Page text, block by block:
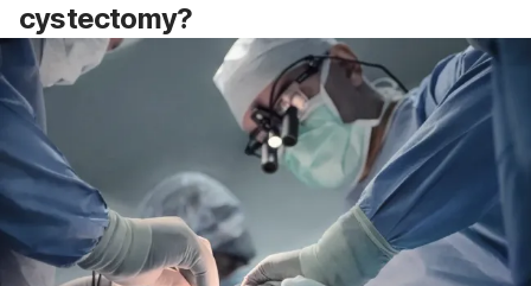
cystectomy?